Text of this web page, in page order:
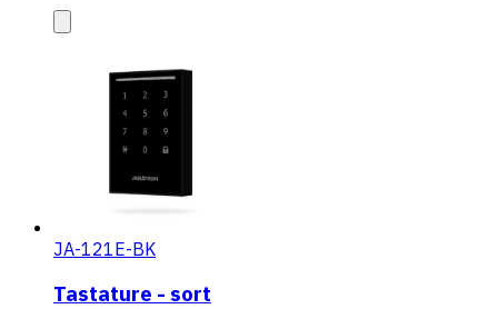
JA-121E-BK
Tastature - sort